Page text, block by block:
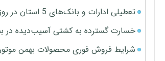
تعطیلی ادارات و بانک‌های 5 استان در روز چهارشنبه
خسارت گسترده به کشتی آسیب‌دیده در
شرایط فروش فوری محصولات بهمن موتور